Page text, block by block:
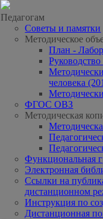
Педагогам
Советы и памятки
Методическое
План -
человека
ФГОС ОВЗ
Методическая
Функциональная
Электронная
Ссылки на
дистанционном
Инструкция по
Дистанционная